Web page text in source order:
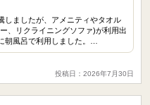
しましたが、アメニティやタオル
、リクライニングソファ)が利用出
朝風呂で利用しました。…
投稿日：2026年7月30日